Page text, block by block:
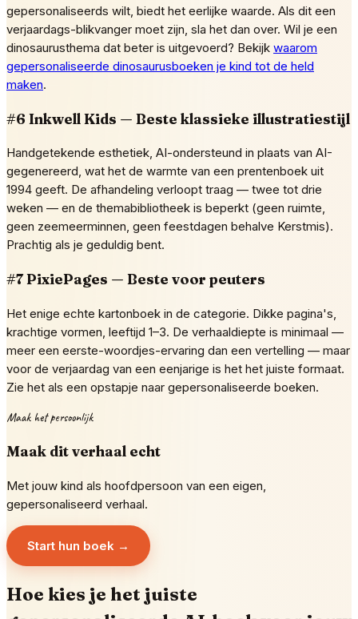
gepersonaliseerds wilt, biedt het eerlijke waarde. Als dit een
verjaardags-blikvanger moet zijn, sla het dan over. Wil je een
dinosaurusthema dat beter is uitgevoerd? Bekijk waarom
gepersonaliseerde dinosaurusboeken je kind tot de held
maken.
#6 Inkwell Kids — Beste klassieke illustratiestijl
Handgetekende esthetiek, AI-ondersteund in plaats van AI-
gegenereerd, wat het de warmte van een prentenboek uit
1994 geeft. De afhandeling verloopt traag — twee tot drie
weken — en de themabibliotheek is beperkt (geen ruimte,
geen zeemeerminnen, geen feestdagen behalve Kerstmis).
Prachtig als je geduldig bent.
#7 PixiePages — Beste voor peuters
Het enige echte kartonboek in de categorie. Dikke pagina's,
krachtige vormen, leeftijd 1–3. De verhaaldiepte is minimaal —
meer een eerste-woordjes-ervaring dan een vertelling — maar
voor de verjaardag van een eenjarige is het het juiste formaat.
Zie het als een opstapje naar gepersonaliseerde boeken.
Maak het persoonlijk
Maak dit verhaal echt
Met jouw kind als hoofdpersoon van een eigen,
gepersonaliseerd verhaal.
Start hun boek →
Hoe kies je het juiste